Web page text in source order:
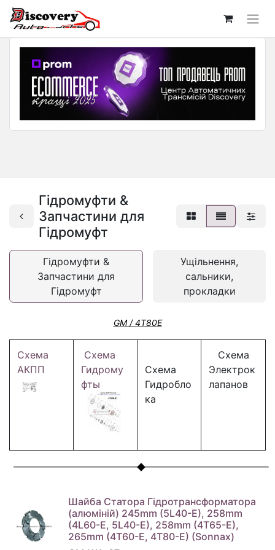
Гідромуфти &
Запчастини для
Гідромуфт
Гідромуфти &
Запчастини для
Гідромуфт
Ущільнення,
сальники,
прокладки
GM / 4T80E
Схема
АКПП
Схема
Гидрому
фты
Схема
Гидробло
ка
Схема
Электрок
лапанов
Шайба Статора Гідротрансформатора
(алюміній) 245mm (5L40-E), 258mm
(4L60-E, 5L40-E), 258mm (4T65-E),
265mm (4T60-E, 4T80-E) (Sonnax)